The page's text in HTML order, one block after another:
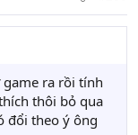
ra rồi tính
thôi bỏ qua
đổi theo ý ông